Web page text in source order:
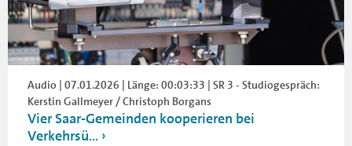
Audio | 07.01.2026 | Länge: 00:03:33 | SR 3 - Studiogespräch:
Kerstin Gallmeyer / Christoph Borgans
Vier Saar-Gemeinden kooperieren bei
Verkehrsü...